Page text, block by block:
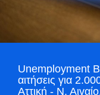
World
Greece
Unemployment
αιτήσεις για
Αττική - Ν.